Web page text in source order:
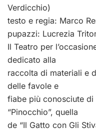
Verdicchio)
testo e regia: Marco
pupazzi: Lucrezia
Il Teatro per
dedicato alla
raccolta di materiali e
delle favole e
fiabe più conosciute di
“Pinocchio”, quella
de “Il Gatto con Gli